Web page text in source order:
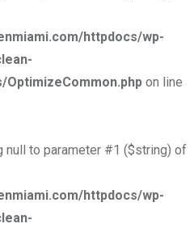
httpdocs/wp-
on line
null to parameter #1 ($string) of
httpdocs/wp-